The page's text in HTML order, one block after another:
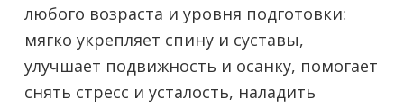
любого возраста и уровня подготовки:
мягко укрепляет спину и суставы,
улучшает подвижность и осанку, помогает
снять стресс и усталость, наладить